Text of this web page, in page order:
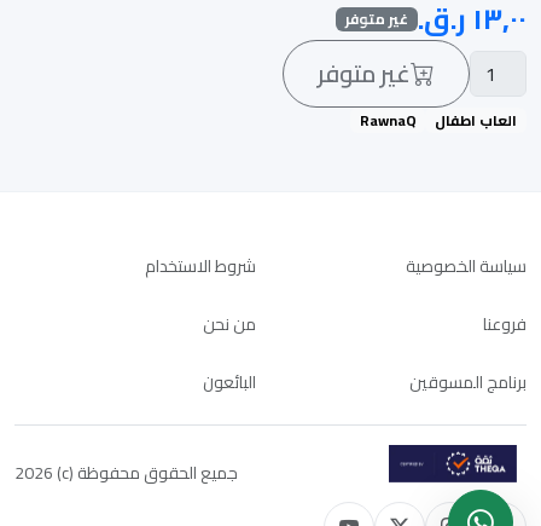
غير متوفر
غير متوفر
العاب اطفال RawnaQ
سياسة الخصوصية
شروط الاستخدام
فروعنا
من نحن
برنامج المسوقين
البائعون
جميع الحقوق محفوظة (c) 2026